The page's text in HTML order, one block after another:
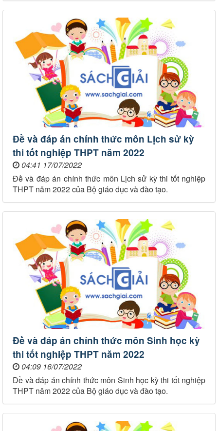
Đề và đáp án chính thức môn Lịch sử kỳ
thi tốt nghiệp THPT năm 2022
04:41 17/07/2022
Đề và đáp án chính thức môn Lịch sử kỳ thi tốt nghiệp
THPT năm 2022 của Bộ giáo dục và đào tạo.
Đề và đáp án chính thức môn Sinh học kỳ
thi tốt nghiệp THPT năm 2022
04:09 16/07/2022
Đề và đáp án chính thức môn Sinh học kỳ thi tốt nghiệp
THPT năm 2022 của Bộ giáo dục và đào tạo.